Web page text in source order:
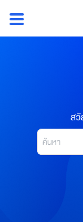
content
สวั
Search